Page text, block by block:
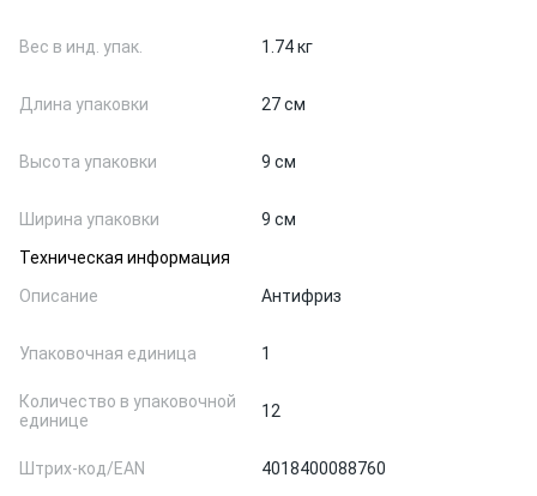
Вес в инд. упак. 1.74 кг
Длина упаковки 27 см
Высота упаковки 9 см
Ширина упаковки
9 см
Техническая информация
Описание
Антифриз
Упаковочная единица 1
Количество в упаковочной
единице
12
Штрих-код/EAN 4018400088760